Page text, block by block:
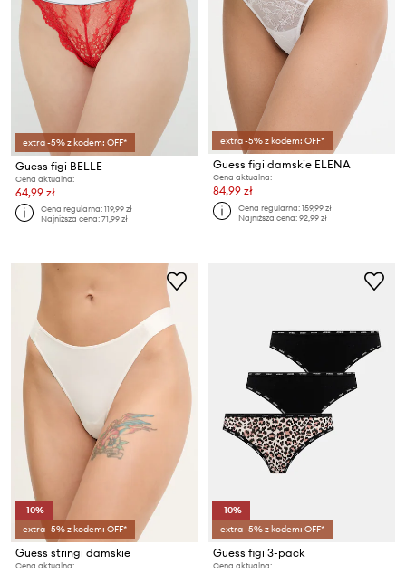
extra -5% z kodem: OFF*
Guess figi BELLE
Cena aktualna:
64,99 zł
Cena regularna:119,99 zł
Najniższa cena:71,99 zł
extra -5% z kodem: OFF*
Guess figi damskie ELENA
Cena aktualna:
84,99 zł
Cena regularna:159,99 zł
Najniższa cena:92,99 zł
-10%
extra -5% z kodem: OFF*
Guess stringi damskie
Cena aktualna:
-10%
extra -5% z kodem: OFF*
Guess figi 3-pack
Cena aktualna: